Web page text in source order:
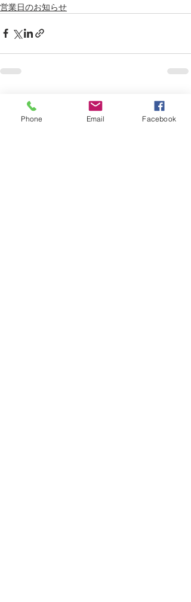
営業日のお知らせ
最新記事 すべて表示
Phone Email Facebook